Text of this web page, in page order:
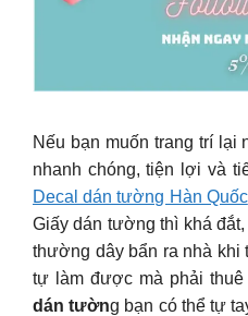
Nếu bạn muốn trang trí lại
nhanh chóng, tiện lợi và
Decal dán tường Hàn Quốc
Giấy dán tường thì khá
thường dây bẩn ra nhà khi
tự làm được mà phải
dán tường bạn có thể tự